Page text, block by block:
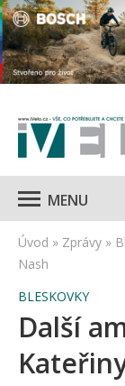
MENU
Úvod » Zprávy »
Nash
BLESKOVKY
Další